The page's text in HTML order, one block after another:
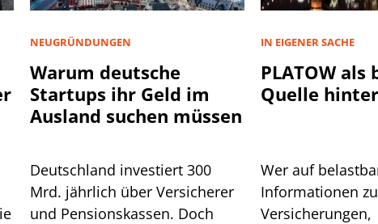
NEUGRÜNDUNGEN
Warum deutsche
Startups ihr Geld im
Ausland suchen müssen
Deutschland investiert 300
Mrd. jährlich über Versicherer
und Pensionskassen. Doch
IN EIGENER SACHE
PLATOW
Quelle
Wer auf
Informationen
Versicherungen,